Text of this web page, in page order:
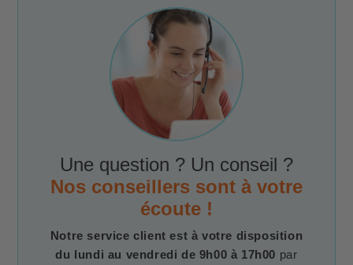
Une question ? Un conseil ?
Nos conseillers sont à votre
écoute !
Notre service client est à votre disposition
du lundi au vendredi de 9h00 à 17h00 par